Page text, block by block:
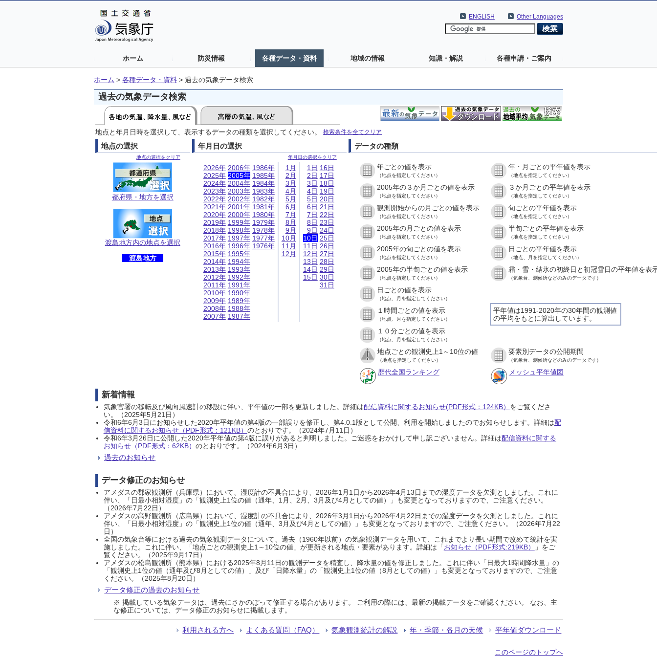
Other Languages
ENGLISH
ホーム 防災情報 各種データ・資料 地域の情報 知識・解説 各種申請・ご案内
ホーム > 各種データ・資料 > 過去の気象データ検索
過去の気象データ検索
地点と年月日時を選択して、表示するデータの種類を選択してください。 検索条件を全てクリア
地点の選択
地点の選択をクリア
都府県・地方を選択
渡島地方内の地点を選択
渡島地方
年月日の選択
年月日の選択をクリア
2026年
2025年
2024年
2023年
2022年
2021年
2020年
2019年
2018年
2017年
2016年
2015年
2014年
2013年
2012年
2011年
2010年
2009年
2008年
2007年
2006年
2005年
2004年
2003年
2002年
2001年
2000年
1999年
1998年
1997年
1996年
1995年
1994年
1993年
1992年
1991年
1990年
1989年
1988年
1987年
1986年
1985年
1984年
1983年
1982年
1981年
1980年
1979年
1978年
1977年
1976年
1月
2月
3月
4月
5月
6月
7月
8月
9月
10月
11月
12月
1日
2日
3日
4日
5日
6日
7日
8日
9日
10日
11日
12日
13日
14日
15日
16日
17日
18日
19日
20日
21日
22日
23日
24日
25日
26日
27日
28日
29日
30日
31日
データの種類
年ごとの値を表示
（地点を指定してください）
年・月ごとの平年値を表示
（地点を指定してください）
2005年の３か月ごとの値を表示
（地点を指定してください）
３か月ごとの平年値を表示
（地点を指定してください）
観測開始からの月ごとの値を表示
（地点を指定してください）
旬ごとの平年値を表示
（地点を指定してください）
2005年の月ごとの値を表示
（地点を指定してください）
半旬ごとの平年値を表示
（地点を指定してください）
2005年の旬ごとの値を表示
（地点を指定してください）
日ごとの平年値を表示
（地点、月を指定してください）
2005年の半旬ごとの値を表示
（地点を指定してください）
霜・雪・結氷の初終日と初冠雪日の平年値を表
（気象台、測候所などのみのデータです）
日ごとの値を表示
（地点、月を指定してください）
平年値は1991-2020年の30年間の観測値
の平均をもとに算出しています。
１時間ごとの値を表示
（地点、月を指定してください）
１０分ごとの値を表示
（地点、月を指定してください）
地点ごとの観測史上1～10位の値
（地点を指定してください）
要素別データの公開期間
（気象台、測候所などのみのデータです）
歴代全国ランキング メッシュ平年値図
新着情報
気象官署の移転及び風向風速計の移設に伴い、平年値の一部を更新しました。詳細は配信資料に関するお知らせ(PDF形式：124KB） をご覧くださ
い。（2025年5月21日）
令和6年6月3日にお知らせした2020年平年値の第4版の一部誤りを修正し、第4.0.1版として公開、利用を開始しましたのでお知らせします。詳細は配
信資料に関するお知らせ（PDF形式：121KB） のとおりです。（2024年7月11日）
令和6年3月26日に公開した2020年平年値の第4版に誤りがあると判明しました。ご迷惑をおかけして申し訳ございません。詳細は配信資料に関する
お知らせ（PDF形式：62KB） のとおりです。（2024年6月3日）
過去のお知らせ
データ修正のお知らせ
アメダスの郡家観測所（兵庫県）において、湿度計の不具合により、2026年1月1日から2026年4月13日までの湿度データを欠測としました。これに
伴い、「日最小相対湿度」の「観測史上1位の値（通年、1月、2月、3月及び4月としての値）」も変更となっておりますので、ご注意ください。
（2026年7月22日）
アメダスの高野観測所（広島県）において、湿度計の不具合により、2026年3月1日から2026年4月22日までの湿度データを欠測としました。これに
伴い、「日最小相対湿度」の「観測史上1位の値（通年、3月及び4月としての値）」も変更となっておりますので、ご注意ください。（2026年7月22
日）
全国の気象台等における過去の気象観測データについて、過去（1960年以前）の気象観測データを用いて、これまでより長い期間で改めて統計を実
施しました。これに伴い、「地点ごとの観測史上1～10位の値」が更新される地点・要素があります。詳細は「お知らせ（PDF形式:219KB）
」をご
覧ください。（2025年9月17日）
アメダスの松島観測所（熊本県）における2025年8月11日の観測データを精査し、降水量の値を修正しました。これに伴い「日最大1時間降水量」の
「観測史上1位の値（通年及び8月としての値）」及び「日降水量」の「観測史上1位の値（8月としての値）」も変更となっておりますので、ご注意
ください。（2025年8月20日）
データ修正の過去のお知らせ
※ 掲載している気象データは、過去にさかのぼって修正する場合があります。 ご利用の際には、最新の掲載データをご確認ください。 なお、主
な修正については、データ修正のお知らせに掲載します。
利用される方へ よくある質問（FAQ） 気象観測統計の解説 年・季節・各月の天候 平年値ダウンロード
このページのトップへ